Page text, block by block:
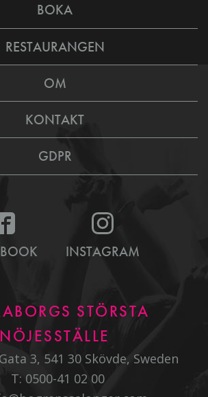
BOKA
RESTAURANGEN
OM
KONTAKT
GDPR
INSTAGRAM
STÖRSTA
NÖJESSTÄLLE
3, 541 30 Skövde, Sweden
T: 0500-41 02 00